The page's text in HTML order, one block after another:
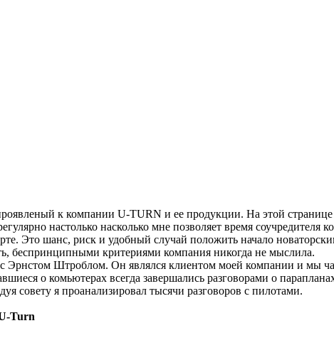
к компании U-TURN и ее продукции. На этой
настолько насколько мне позволяет время
Это шанс, риск и удобный случай положить начало
беспринципными критериями компания никогда не мыслила.
Эрнстом Штроблом. Он являлся клиентом моей компании и мы
о комьютерах всегда завершались разговорами о
совету я проанализировал тысячи разговоров с пилотами.
Turn